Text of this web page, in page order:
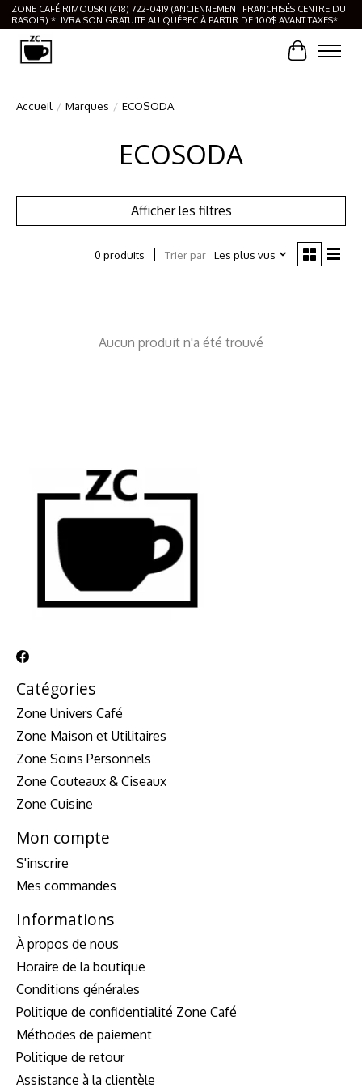
ZONE CAFÉ RIMOUSKI (418) 722-0419 (ANCIENNEMENT FRANCHISÉS CENTRE DU
RASOIR) *LIVRAISON GRATUITE AU QUÉBEC À PARTIR DE 100$ AVANT TAXES*
Panier
Accueil / Marques / ECOSODA
ECOSODA
Afficher les filtres
0 produits Trier par Les plus vus
Aucun produit n'a été trouvé
Catégories
Zone Univers Café
Zone Maison et Utilitaires
Zone Soins Personnels
Zone Couteaux & Ciseaux
Zone Cuisine
Mon compte
S'inscrire
Mes commandes
Informations
À propos de nous
Horaire de la boutique
Conditions générales
Politique de confidentialité Zone Café
Méthodes de paiement
Politique de retour
Assistance à la clientèle